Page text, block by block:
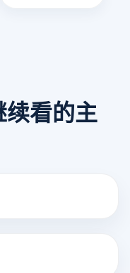
看的主